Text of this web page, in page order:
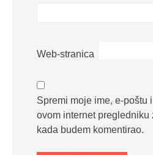
Web-stranica
Spremi moje ime, e-poštu
ovom internet pregledniku
kada budem komentirao.